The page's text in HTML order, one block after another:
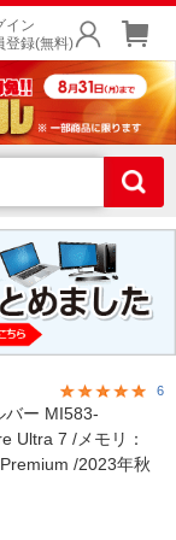
イン
登録(無料)
6
バー MI583-
Ultra 7 /メモリ：
/2023年秋